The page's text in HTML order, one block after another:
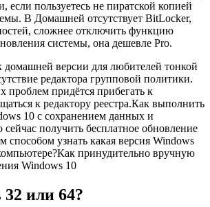
если пользуетесь не пиратской копией
В Домашней отсутствует BitLocker,
сложнее отключить функцию
системы, она дешевле Pro.
версии для любителей тонкой
редактора групповой политики.
проблем придётся прибегать к
к редактору реестра.Как выполнить
10 с сохранением данных и
получить бесплатное обновление
способом узнать какая версия Windows
принудительно вручную
Windows 10
32 или 64?